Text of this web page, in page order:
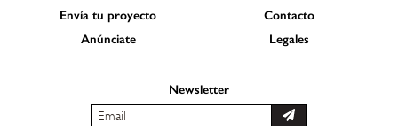
Envía tu proyecto
Contacto
Anúnciate
Legales
Newsletter